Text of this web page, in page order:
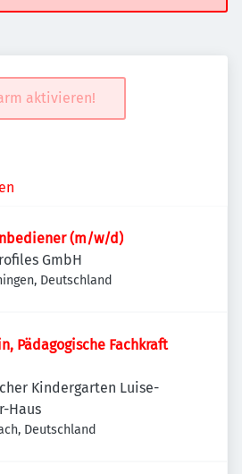
aktivieren!
(m/w/d)
GmbH
Deutschland
Pädagogische Fachkraft
Kindergarten Luise-
Haus
Deutschland